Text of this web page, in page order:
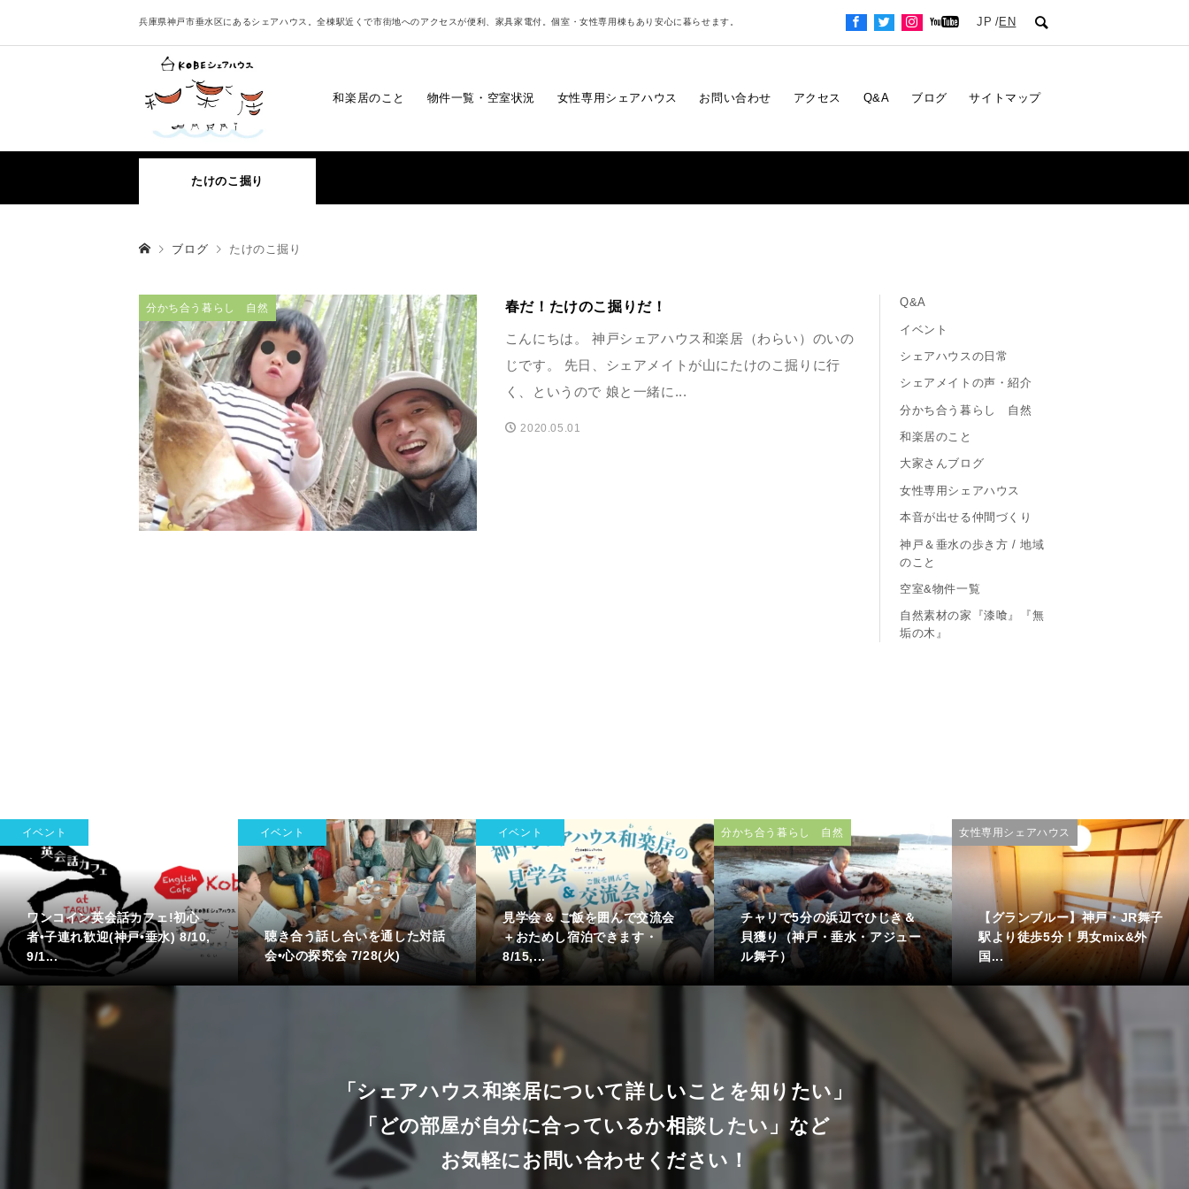
兵庫県神戸市垂水区にあるシェアハウス。全棟駅近くで市街地へのアクセスが便利、家具家電付。個室・女性専用棟もあり安心に暮らせます。 JP EN
和楽居のこと 物件一覧・空室状況 女性専用シェアハウス お問い合わせ アクセス Q&A ブログ サイトマップ
たけのこ掘り
ブログ たけのこ掘り
分かち合う暮らし 自然 春だ！たけのこ掘りだ！
こんにちは。 神戸シェアハウス和楽居（わらい）のいの
じです。 先日、シェアメイトが山にたけのこ掘りに行
く、というので 娘と一緒に...
2020.05.01
Q&A
イベント
シェアハウスの日常
シェアメイトの声・紹介
分かち合う暮らし 自然
和楽居のこと
大家さんブログ
女性専用シェアハウス
本音が出せる仲間づくり
神戸＆垂水の歩き方 / 地域
のこと
空室&物件一覧
自然素材の家『漆喰』『無
垢の木』
イベント
ワンコイン英会話カフェ!初心
者•子連れ歓迎(神戸•垂水) 8/10,
9/1...
イベント
聴き合う話し合いを通した対話
会•心の探究会 7/28(火)
イベント
見学会 & ご飯を囲んで交流会
＋おためし宿泊できます・
8/15,...
分かち合う暮らし 自然
チャリで5分の浜辺でひじき＆
貝獲り（神戸・垂水・アジュー
ル舞子）
女性専用シェアハウス
【グランブルー】神戸・JR舞子
駅より徒歩5分！男女mix&外
国...
「シェアハウス和楽居について詳しいことを知りたい」
「どの部屋が自分に合っているか相談したい」など
お気軽にお問い合わせください！